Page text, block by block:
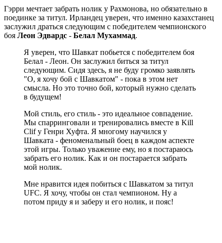
Гэрри мечтает забрать нолик у Рахмонова, но обязательно в
поединке за титул. Ирландец уверен, что именно казахстанец
заслужил драться следующим с победителем чемпионского
боя Леон Эдвардс - Белал Мухаммад.
Я уверен, что Шавкат побьется с победителем боя
Белал - Леон. Он заслужил биться за титул
следующим. Сидя здесь, я не буду громко заявлять
"О, я хочу бой с Шавкатом" - пока в этом нет
смысла. Но это точно бой, который нужно сделать
в будущем!
Мой стиль, его стиль - это идеальное совпадение.
Мы спарринговали и тренировались вместе в Kill
Clif у Генри Хуфта. Я многому научился у
Шавката - феноменальный боец в каждом аспекте
этой игры. Только уважение ему, но я постараюсь
забрать его нолик. Как и он постарается забрать
мой нолик.
Мне нравится идея побиться с Шавкатом за титул
UFC. Я хочу, чтобы он стал чемпионом. Ну а
потом приду я и заберу и его нолик, и пояс!